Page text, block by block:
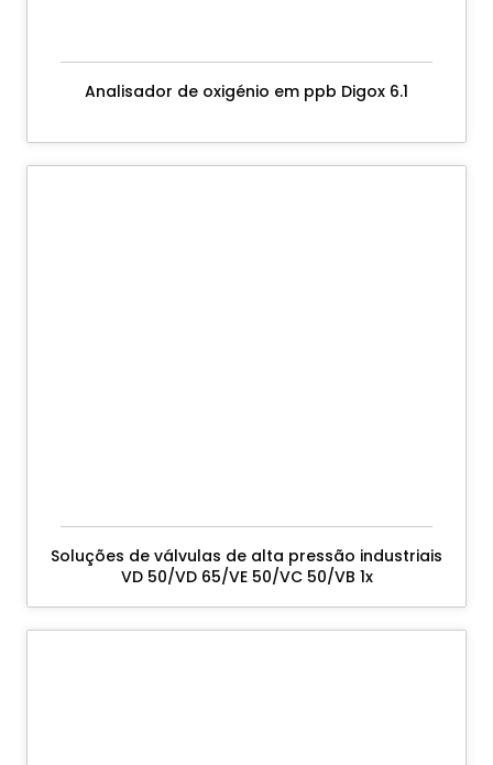
Analisador de oxigénio em ppb Digox 6.1
Soluções de válvulas de alta pressão industriais
VD 50/VD 65/VE 50/VC 50/VB 1x